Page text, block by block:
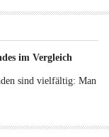
im Vergleich
sind vielfältig: Man